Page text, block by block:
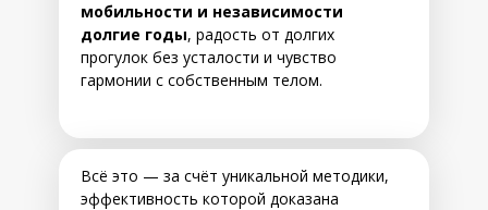
мобильности и независимости
долгие годы, радость от долгих
прогулок без усталости и чувство
гармонии с собственным телом.
Всё это — за счёт уникальной методики,
эффективность которой доказана